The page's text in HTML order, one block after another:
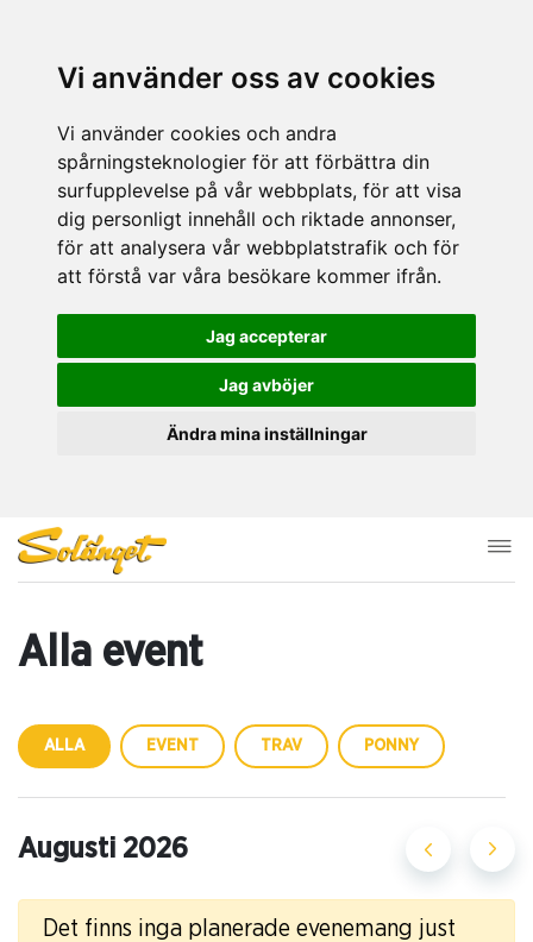
Vi använder oss av cookies
Vi använder cookies och andra
spårningsteknologier för att förbättra din
surfupplevelse på vår webbplats, för att visa
dig personligt innehåll och riktade annonser,
för att analysera vår webbplatstrafik och för
att förstå var våra besökare kommer ifrån.
Jag accepterar
Jag avböjer
Ändra mina inställningar
Alla event
ALLA EVENT TRAV PONNY
Augusti 2026
Det finns inga planerade evenemang just